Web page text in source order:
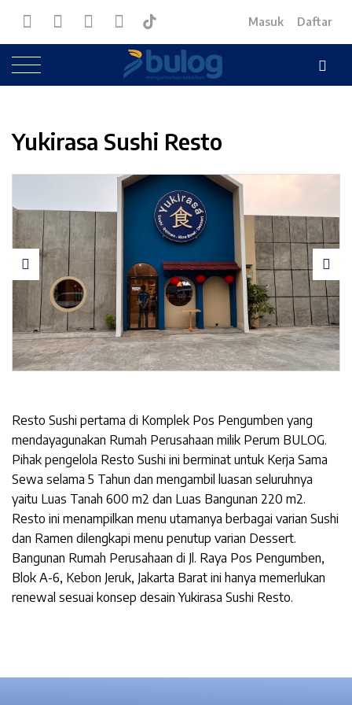
Masuk Daftar
Yukirasa Sushi Resto
Resto Sushi pertama di Komplek Pos Pengumben yang
mendayagunakan Rumah Perusahaan milik Perum BULOG.
Pihak pengelola Resto Sushi ini berminat untuk Kerja Sama
Sewa selama 5 Tahun dan mengambil luasan seluruhnya
yaitu Luas Tanah 600 m2 dan Luas Bangunan 220 m2.
Resto ini menampilkan menu utamanya berbagai varian Sushi
dan Ramen dilengkapi menu penutup varian Dessert.
Bangunan Rumah Perusahaan di Jl. Raya Pos Pengumben,
Blok A-6, Kebon Jeruk, Jakarta Barat ini hanya memerlukan
renewal sesuai konsep desain Yukirasa Sushi Resto.